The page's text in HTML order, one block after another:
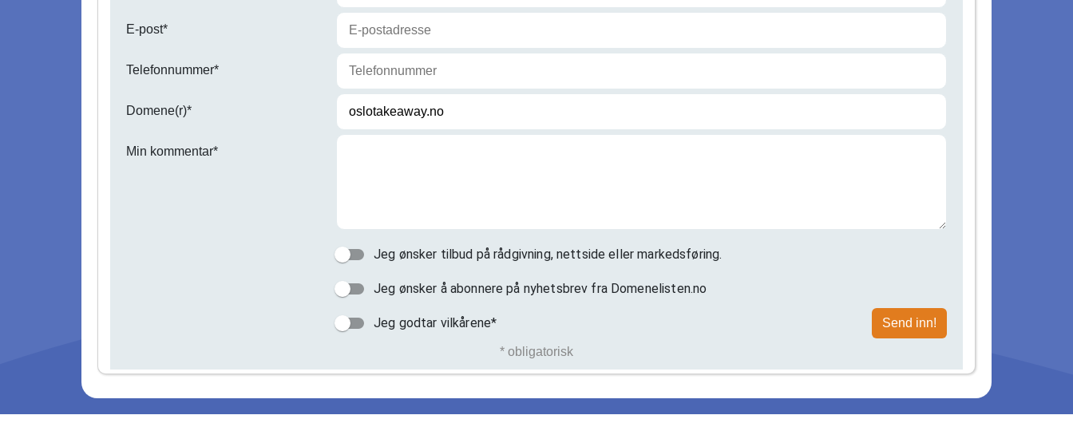
E-post*
Telefonnummer*
Domene(r)*
Min kommentar*
Jeg ønsker tilbud på rådgivning, nettside eller markedsføring.
Jeg ønsker å abonnere på nyhetsbrev fra Domenelisten.no
Jeg godtar vilkårene* Send inn!
* obligatorisk